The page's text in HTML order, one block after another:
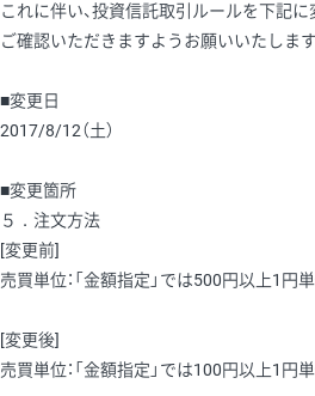
これに伴い、投資信託取引ルールを下記に
ご確認いただきますようお願いいたします
■変更日
2017/8/12（土）
■変更箇所
５．注文方法
[変更前]
売買単位：「金額指定」では500円以上1円
[変更後]
売買単位：「金額指定」では100円以上1円